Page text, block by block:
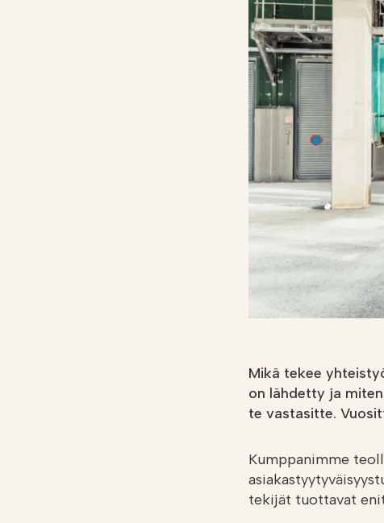
Lannoituslaskuri
Mikä tekee
on lähdetty ja
te vastasitte.
Kumppanimme
tekijät tuottavat